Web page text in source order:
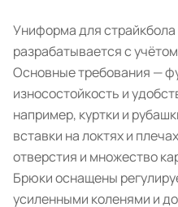
Униформа для страйкбола
разрабатывается с
Основные требования —
износостойкость и
например, куртки и
вставки на локтях и
отверстия и множество
Брюки оснащены
усиленными коленями и